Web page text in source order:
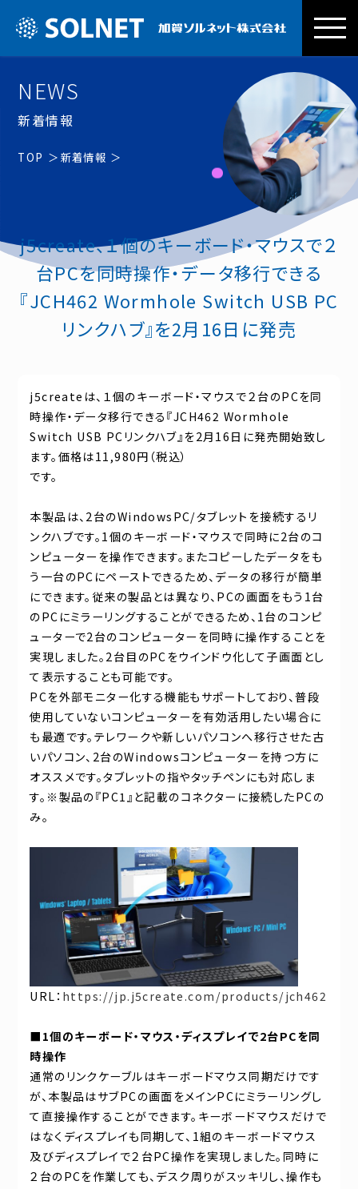
NEWS
新着情報
TOP 新着情報
j5create、１個のキーボード・マウスで２
台PCを同時操作・データ移行できる
『JCH462 Wormhole Switch USB PC
リンクハブ』を2月16日に発売
j5createは、１個のキーボード・マウスで２台のPCを同
時操作・データ移行できる『JCH462 Wormhole
Switch USB PCリンクハブ』を2月16日に発売開始致し
ます。価格は11,980円（税込）
です。
本製品は、2台のWindowsPC/タブレットを接続するリ
ンクハブです。1個のキーボード・マウスで同時に2台のコ
ンピューターを操作できます。またコピーしたデータをも
う一台のPCにペーストできるため、データの移行が簡単
にできます。従来の製品とは異なり、PCの画面をもう1台
のPCにミラーリングすることができるため、1台のコンピ
ューターで2台のコンピューターを同時に操作することを
実現しました。2台目のPCをウインドウ化して子画面とし
て表示することも可能です。
PCを外部モニター化する機能もサポートしており、普段
使用していないコンピューターを有効活用したい場合に
も最適です。テレワークや新しいパソコンへ移行させた古
いパソコン、2台のWindowsコンピューターを持つ方に
オススメです。タブレットの指やタッチペンにも対応しま
す。※製品の『PC1』と記載のコネクターに接続したPCの
み。
URL： https://jp.j5create.com/products/jch462
■1個のキーボード・マウス・ディスプレイで2台PCを同
時操作
通常のリンクケーブルはキーボードマウス同期だけです
が、本製品はサブPCの画面をメインPCにミラーリングし
て直接操作することができます。キーボードマウスだけで
はなくディスプレイも同期して、1組のキーボードマウス
及びディスプレイで２台PC操作を実現しました。同時に
２台のPCを作業しても、デスク周りがスッキリし、操作も